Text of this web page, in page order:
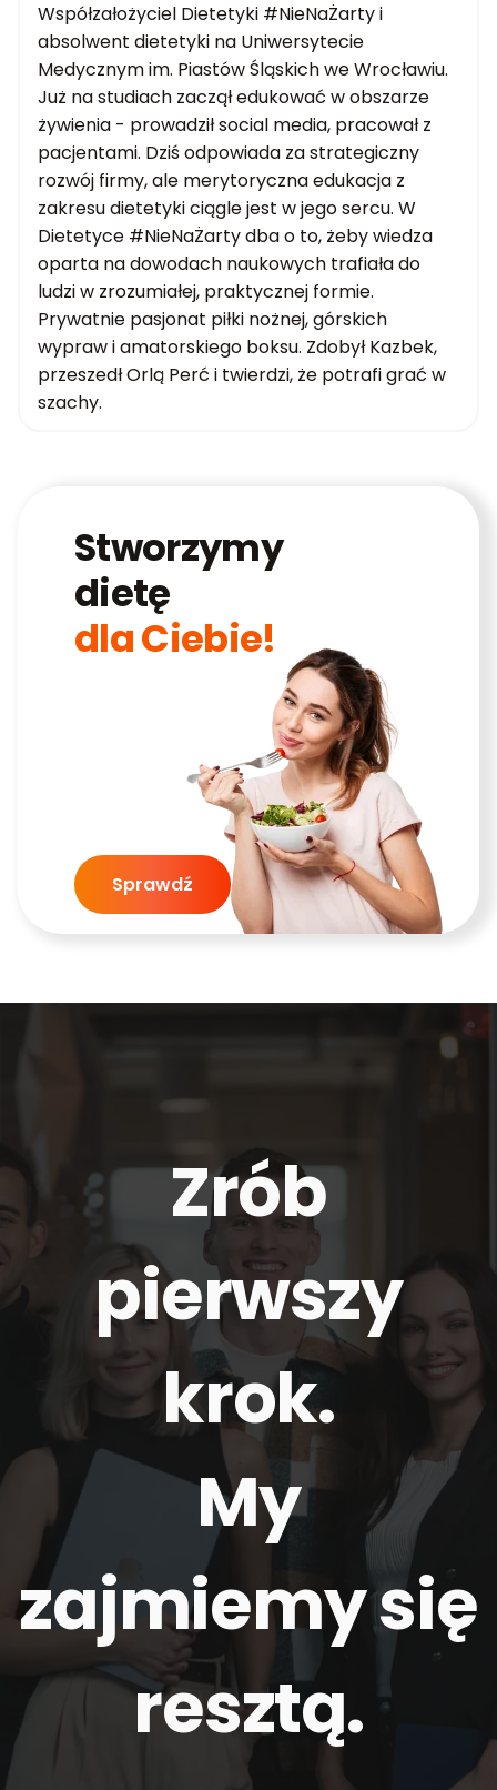
Współzałożyciel Dietetyki #NieNaŻarty i
absolwent dietetyki na Uniwersytecie
Medycznym im. Piastów Śląskich we Wrocławiu.
Już na studiach zaczął edukować w obszarze
żywienia - prowadził social media, pracował z
pacjentami. Dziś odpowiada za strategiczny
rozwój firmy, ale merytoryczna edukacja z
zakresu dietetyki ciągle jest w jego sercu. W
Dietetyce #NieNaŻarty dba o to, żeby wiedza
oparta na dowodach naukowych trafiała do
ludzi w zrozumiałej, praktycznej formie.
Prywatnie pasjonat piłki nożnej, górskich
wypraw i amatorskiego boksu. Zdobył Kazbek,
przeszedł Orlą Perć i twierdzi, że potrafi grać w
szachy.
Stworzymy
dietę
dla Ciebie!
Sprawdź
Zrób
pierwszy
krok.
My
zajmiemy się
resztą.